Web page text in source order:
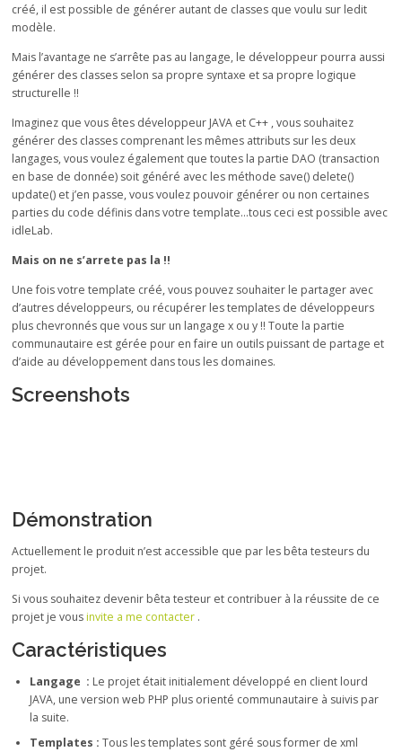
créé, il est possible de générer autant de classes que voulu sur ledit
modèle.
Mais l’avantage ne s’arrête pas au langage, le développeur pourra aussi
générer des classes selon sa propre syntaxe et sa propre logique
structurelle !!
Imaginez que vous êtes développeur JAVA et C++ , vous souhaitez
générer des classes comprenant les mêmes attributs sur les deux
langages, vous voulez également que toutes la partie DAO (transaction
en base de donnée) soit généré avec les méthode save() delete()
update() et j’en passe, vous voulez pouvoir générer ou non certaines
parties du code définis dans votre template…tous ceci est possible avec
idleLab.
Mais on ne s’arrete pas la !!
Une fois votre template créé, vous pouvez souhaiter le partager avec
d’autres développeurs, ou récupérer les templates de développeurs
plus chevronnés que vous sur un langage x ou y !! Toute la partie
communautaire est gérée pour en faire un outils puissant de partage et
d’aide au développement dans tous les domaines.
Screenshots
Démonstration
Actuellement le produit n’est accessible que par les bêta testeurs du
projet.
Si vous souhaitez devenir bêta testeur et contribuer à la réussite de ce
projet je vousinvite a me contacter .
Caractéristiques
Langage : Le projet était initialement développé en client lourd
JAVA, une version web PHP plus orienté communautaire à suivis par
la suite.
Templates : Tous les templates sont géré sous former de xml